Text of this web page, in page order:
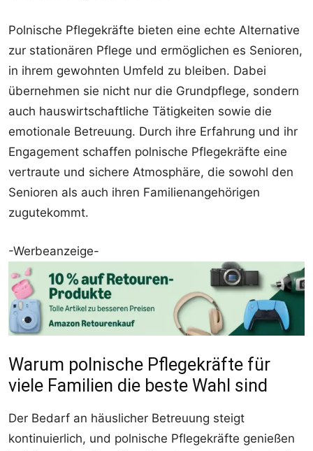
Polnische Pflegekräfte bieten eine echte Alternative
zur stationären Pflege und ermöglichen es Senioren,
in ihrem gewohnten Umfeld zu bleiben. Dabei
übernehmen sie nicht nur die Grundpflege, sondern
auch hauswirtschaftliche Tätigkeiten sowie die
emotionale Betreuung. Durch ihre Erfahrung und ihr
Engagement schaffen polnische Pflegekräfte eine
vertraute und sichere Atmosphäre, die sowohl den
Senioren als auch ihren Familienangehörigen
zugutekommt.
-Werbeanzeige-
Warum polnische Pflegekräfte für
viele Familien die beste Wahl sind
Der Bedarf an häuslicher Betreuung steigt
kontinuierlich, und polnische Pflegekräfte genießen